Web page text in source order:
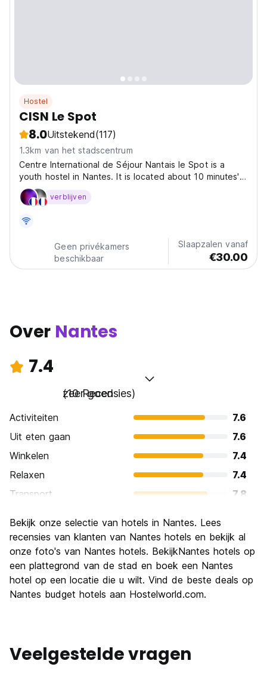
Hostel
CISN Le Spot
8.0Uitstekend(117)
1.3km van het stadscentrum
Centre International de Séjour Nantais le Spot is a
youth hostel in Nantes. It is located about 10 minutes'
walk from the train station. Opened in January 2024, it
offers dormitories with 2 to 4 beds, as well as private
verblijven
Geen privékamers
beschikbaar
Slaapzalen vanaf
€30.00
Over Nantes
7.4
zeer goed
(10 Recensies)
Activiteiten
7.6
Uit eten gaan
7.6
Winkelen
7.4
Relaxen
7.4
Transport
7.8
Cultuur
8.0
Uitgaan
6.8
Waarde voor uw geld
Bekijk onze selectie van hotels in Nantes. Lees
recensies van klanten van Nantes hotels en bekijk al
onze foto's van Nantes hotels. BekijkNantes hotels op
een plattegrond van de stad en boek een Nantes
hotel op een locatie die u wilt. Vind de beste deals op
Nantes budget hotels aan Hostelworld.com.
Veelgestelde vragen